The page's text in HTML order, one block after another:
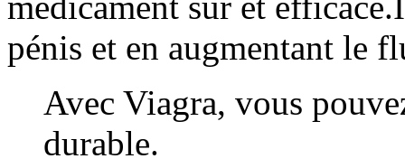
pénis et en augmentant le
Avec Viagra, vous
durable.